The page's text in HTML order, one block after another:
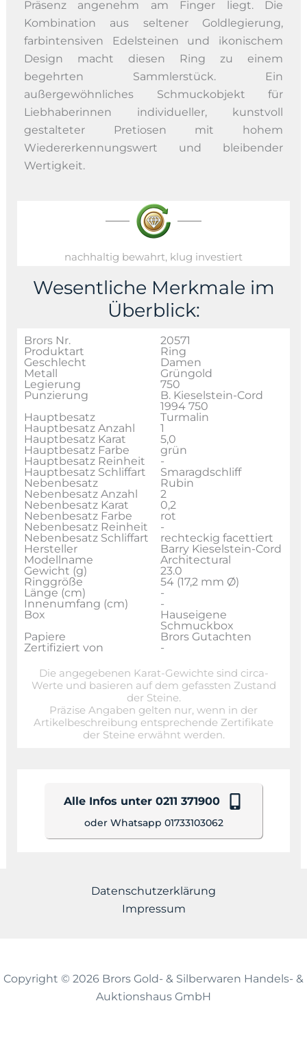
Präsenz angenehm am Finger liegt. Die
Kombination aus seltener Goldlegierung,
farbintensiven Edelsteinen und ikonischem
Design macht diesen Ring zu einem
begehrten Sammlerstück. Ein
außergewöhnliches Schmuckobjekt für
Liebhaberinnen individueller, kunstvoll
gestalteter Pretiosen mit hohem
Wiedererkennungswert und bleibender
Wertigkeit.
nachhaltig bewahrt, klug investiert
Wesentliche Merkmale im
Überblick:
Brors Nr.
20571
Produktart
Ring
Geschlecht
Damen
Metall
Grüngold
Legierung
750
Punzierung
B. Kieselstein-Cord
1994 750
Hauptbesatz
Turmalin
Hauptbesatz Anzahl
1
Hauptbesatz Karat
5,0
Hauptbesatz Farbe
grün
Hauptbesatz Reinheit
-
Hauptbesatz Schliffart
Smaragdschliff
Nebenbesatz
Rubin
Nebenbesatz Anzahl
2
Nebenbesatz Karat
0,2
Nebenbesatz Farbe
rot
Nebenbesatz Reinheit
-
Nebenbesatz Schliffart
rechteckig facettiert
Hersteller
Barry Kieselstein-Cord
Modellname
Architectural
Gewicht (g)
23.0
Ringgröße
54 (17,2 mm Ø)
Länge (cm)
-
Innenumfang (cm)
-
Box
Hauseigene
Schmuckbox
Papiere
Brors Gutachten
Zertifiziert von
-
Die angegebenen Karat-Gewichte sind circa-
Werte und basieren auf dem gefassten Zustand
der Steine.
Präzise Angaben gelten nur, wenn in der
Artikelbeschreibung entsprechende Zertifikate
der Steine erwähnt werden.
Alle Infos unter 0211 371900
oder Whatsapp 01733103062
Datenschutzerklärung
Impressum
Copyright © 2026 Brors Gold- & Silberwaren Handels- &
Auktionshaus GmbH